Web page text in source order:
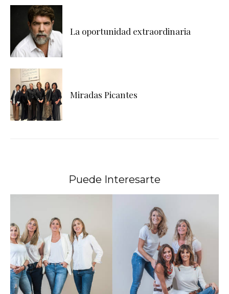
La oportunidad extraordinaria
Miradas Picantes
Puede Interesarte